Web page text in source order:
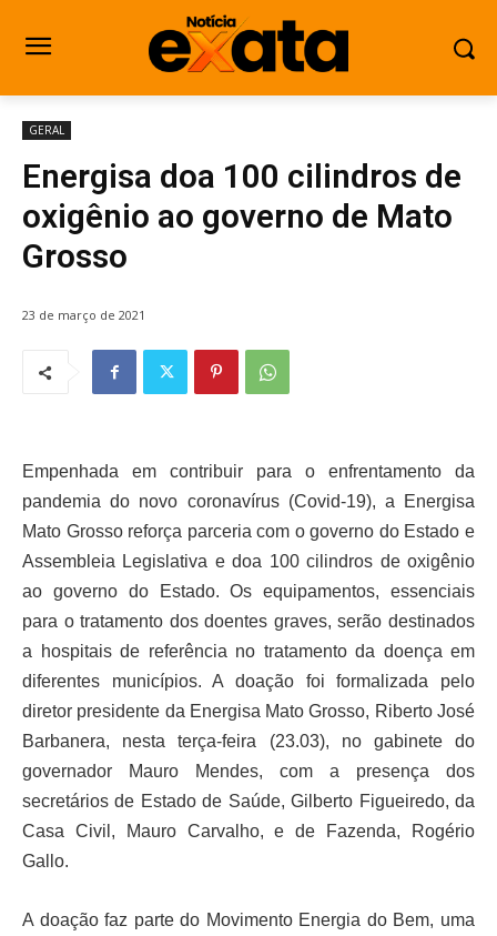
GERAL
Energisa doa 100 cilindros de
oxigênio ao governo de Mato
Grosso
23 de março de 2021
Empenhada em contribuir para o enfrentamento da
pandemia do novo coronavírus (Covid-19), a Energisa
Mato Grosso reforça parceria com o governo do Estado e
Assembleia Legislativa e doa 100 cilindros de oxigênio
ao governo do Estado. Os equipamentos, essenciais
para o tratamento dos doentes graves, serão destinados
a hospitais de referência no tratamento da doença em
diferentes municípios. A doação foi formalizada pelo
diretor presidente da Energisa Mato Grosso, Riberto José
Barbanera, nesta terça-feira (23.03), no gabinete do
governador Mauro Mendes, com a presença dos
secretários de Estado de Saúde, Gilberto Figueiredo, da
Casa Civil, Mauro Carvalho, e de Fazenda, Rogério
Gallo.
A doação faz parte do Movimento Energia do Bem, uma